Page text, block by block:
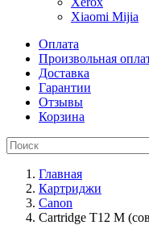
Xiaomi Mijia
Оплата
Произвольная
Доставка
Гарантии
Отзывы
Корзина
Главная
Картриджи
Canon
Cartridge T12 M